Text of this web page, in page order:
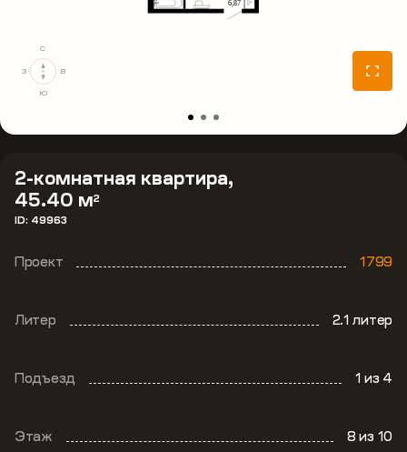
2-комнатная квартира,
45.40 м2
ID: 49963
Проект 1799
Литер 2.1 литер
Подъезд 1из 4
Этаж 8из 10
С
В
Ю
З